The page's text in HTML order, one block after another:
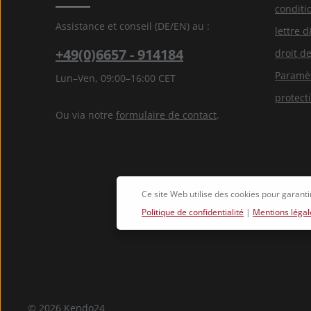
Assistance et conseil (DE/EN) au :
+49(0)6657 - 914184
Lun–Ven, 09:00–16:00 CET
Ou via notre formulaire de contact.
lettre
droit
© 2026 Kendo24
Ce site Web utilise des cookies pour
Politique de confidentialité | Mentions